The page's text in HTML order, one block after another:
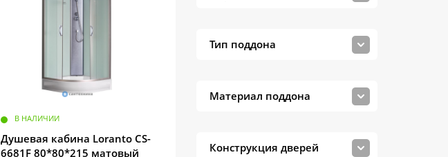
МОНОМАХ
Sapbox
Тип поддона
Материал поддона
Конструкция дверей
В НАЛИЧИИ
Душевая кабина Loranto CS-
6681F 80*80*215 матовый